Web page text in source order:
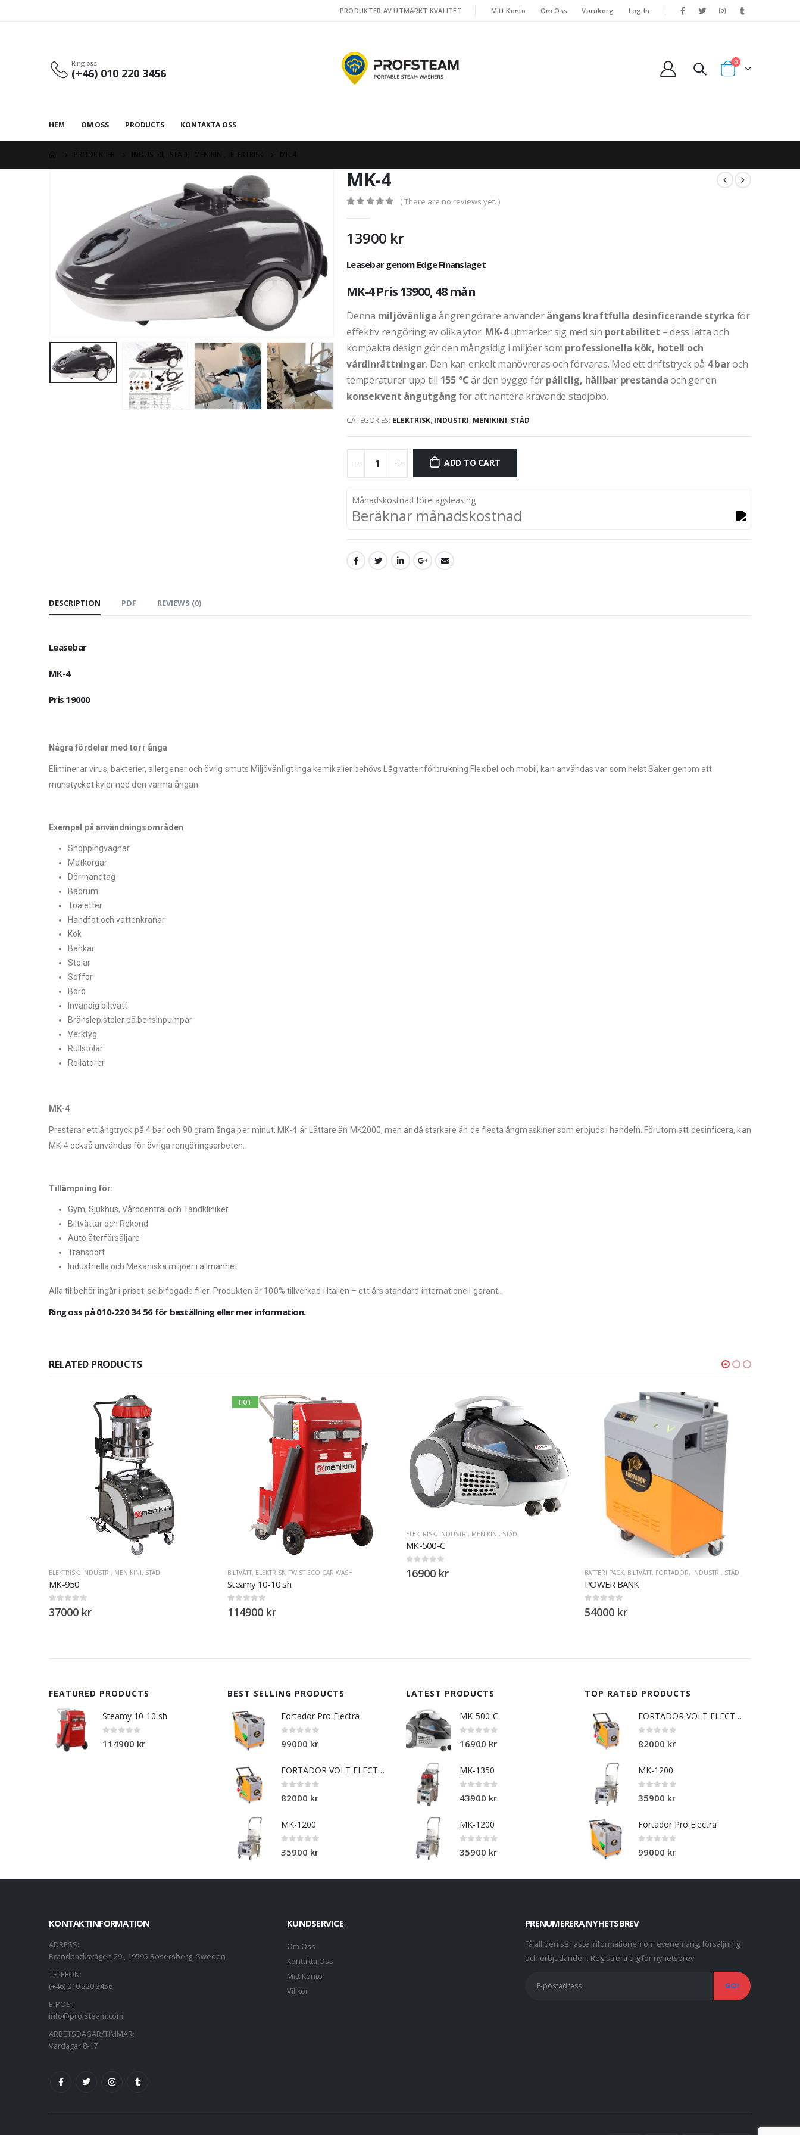
PRODUKTER AV UTMÄRKT KVALITET Mitt Konto Om Oss Varukorg Log In
Ring oss
(+46) 010 220 3456
0
HEM OM OSS PRODUCTS KONTAKTA OSS
MK-4
( There are no reviews yet. )
13900 kr
Leasebar genom Edge Finanslaget
MK-4 Pris 13900, 48 mån
Denna miljövänligaångrengörare använderångans kraftfulla desinficerande styrka för
effektiv rengöring av olika ytor. MK-4utmärker sig med sin portabilitet – dess lätta och
kompakta design gör den mångsidig i miljöer som professionella kök, hotell och
vårdinrättningar. Den kan enkelt manövreras och förvaras. Med ett driftstryck på 4 baroch
temperaturer upp till 155 °Cär den byggd för pålitlig, hållbar prestandaoch ger en
konsekvent ångutgång för att hantera krävande städjobb.
CATEGORIES: ELEKTRISK, INDUSTRI, MENIKINI, STÄD
ADD TO CART
Månadskostnad företagsleasing
Beräknar månadskostnad
DESCRIPTION PDF REVIEWS (0)
Leasebar
MK-4
Pris 19000
Några fördelar med torr ånga
Eliminerar virus, bakterier, allergener och övrig smuts Miljövänligt inga kemikalier behövs Låg vattenförbrukning Flexibel och mobil, kan användas var som helst Säker genom att
munstycket kyler ned den varma ångan
Exempel på användningsområden
Shoppingvagnar
Matkorgar
Dörrhandtag
Badrum
Toaletter
Handfat och vattenkranar
Kök
Bänkar
Stolar
Soffor
Bord
Invändig biltvätt
Bränslepistoler på bensinpumpar
Verktyg
Rullstolar
Rollatorer
MK-4
Presterar ett ångtryck på 4 bar och 90 gram ånga per minut. MK-4 är Lättare än MK2000, men ändå starkare än de flesta ångmaskiner som erbjuds i handeln. Förutom att desinficera, kan
MK-4 också användas för övriga rengöringsarbeten.
Tillämpning för:
Gym, Sjukhus, Vårdcentral och Tandkliniker
Biltvättar och Rekond
Auto återförsäljare
Transport
Industriella och Mekaniska miljöer i allmänhet
Alla tillbehör ingår i priset, se bifogade filer. Produkten är 100% tillverkad i Italien – ett års standard internationell garanti.
Ring oss på 010-220 34 56 för beställning eller mer information.
RELATED PRODUCTS
MENIKINI,STÄD BILTVÄTT TWIST ECO CAR WASH
ELEKTRISK, INDUSTRI MENIKINI,STÄD
MK-500-C
16900 FORTADOR ,INDUSTRI,STÄD BILTVÄTT,ELEKTRISK
FEATURED PRODUCTS
Steamy 10-10 sh
114900 kr
BEST SELLING PRODUCTS
Fortador Pro Electra
out of 5
99000 kr
FORTADOR VOLT ELECTRA
out of 5
82000 kr
MK-1200
out of 5
35900 kr
LATEST PRODUCTS
MK-500-C
out of 5
16900 kr
MK-1350
out of 5
43900 kr
MK-1200
out of 5
35900 kr
TOP RATED PRODUCTS
FORTADOR VOLT ELECTRA
out of 5
82000 kr
MK-1200
out of 5
35900 kr
Fortador Pro Electra
out of 5
99000 kr
KONTAKTINFORMATION
ADRESS:
Brandbacksvägen 29 , 19595 Rosersberg, Sweden
TELEFON:
(+46) 010 220 3456
E-POST:
info@profsteam.com
ARBETSDAGAR/TIMMAR:
Vardagar 8-17
KUNDSERVICE
Om Oss
Kontakta Oss
Mitt Konto
Villkor
PRENUMERERA NYHETSBREV
Få all den senaste informationen om evenemang, försäljning
och erbjudanden. Registrera dig för nyhetsbrev: